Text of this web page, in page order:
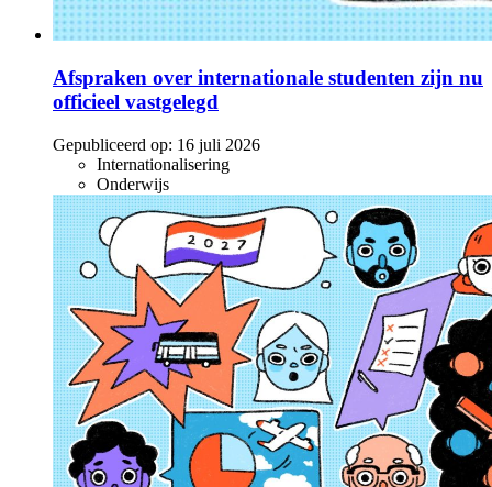
Afspraken over internationale studenten zijn nu
officieel vastgelegd
Gepubliceerd op: 16 juli 2026
Internationalisering
Onderwijs